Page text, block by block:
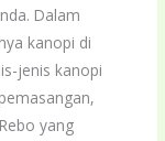
Dalam
kanopi di
jenis kanopi
yang